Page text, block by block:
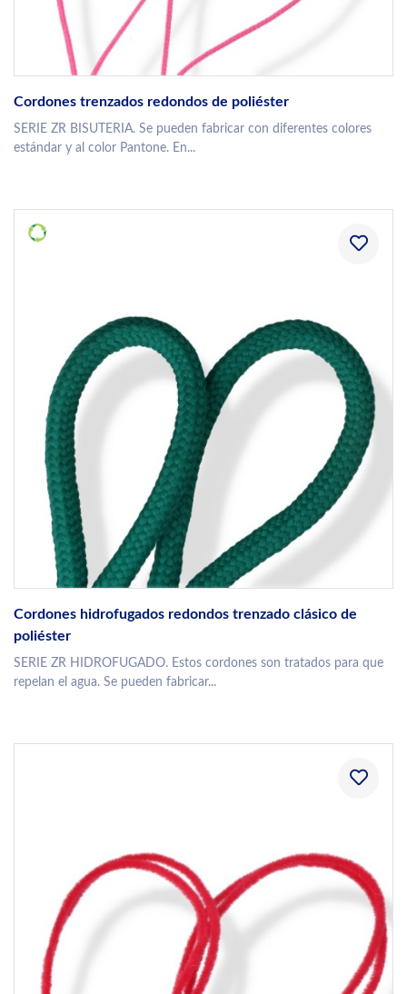
Cordones trenzados redondos de poliéster
SERIE ZR BISUTERIA. Se pueden fabricar con diferentes colores
estándar y al color Pantone. En...
Cordones hidrofugados redondos trenzado clásico de
poliéster
SERIE ZR HIDROFUGADO. Estos cordones son tratados para que
repelan el agua. Se pueden fabricar...